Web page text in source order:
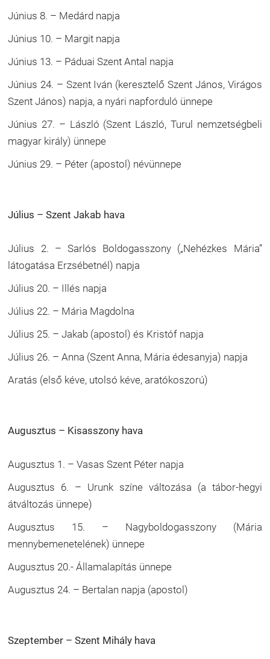
Június 8. – Medárd napja
Június 10. – Margit napja
Június 13. – Páduai Szent Antal napja
Június 24. – Szent Iván (keresztelő Szent János, Virágos
Szent János) napja, a nyári napforduló ünnepe
Június 27. – László (Szent László, Turul nemzetségbeli
magyar király) ünnepe
Június 29. – Péter (apostol) névünnepe
Július – Szent Jakab hava
Július 2. – Sarlós Boldogasszony („Nehézkes Mária”
látogatása Erzsébetnél) napja
Július 20. – Illés napja
Július 22. – Mária Magdolna
Július 25. – Jakab (apostol) és Kristóf napja
Július 26. – Anna (Szent Anna, Mária édesanyja) napja
Aratás (első kéve, utolsó kéve, aratókoszorú)
Augusztus – Kisasszony hava
Augusztus 1. – Vasas Szent Péter napja
Augusztus 6. – Urunk színe változása (a tábor-hegyi
átváltozás ünnepe)
Augusztus 15. – Nagyboldogasszony (Mária
mennybemenetelének) ünnepe
Augusztus 20.- Államalapítás ünnepe
Augusztus 24. – Bertalan napja (apostol)
Szeptember – Szent Mihály hava